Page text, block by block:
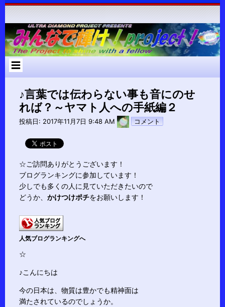
コ
ン
ツ
へ
ス
♪言葉では伝わらない事も音にのせ
れば？～ヤマト人への手紙編２
投稿日: 2017年11月7日 9:48 AM pokari7
コメント
☆ご訪問ありがとうございます！
ブログランキングに参加しています！
少しでも多くの人に見ていただきたいので
どうか、 かけつけポチをお願いします！
人気ブログランキングへ
☆
♪こんにちは
今の日本は、物質は豊かでも精神面は
満たされているのでしょうか。